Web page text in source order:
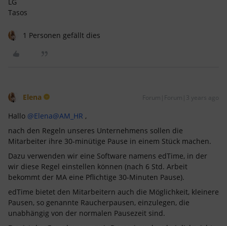
Tasos
1 Personen gefällt dies
Elena Forum|Forum|3 years ago
Hallo @Elena@AM_HR ,
nach den Regeln unseres Unternehmens sollen die
Mitarbeiter ihre 30-minütige Pause in einem Stück machen.
Dazu verwenden wir eine Software namens edTime, in der
wir diese Regel einstellen können (nach 6 Std. Arbeit
bekommt der MA eine Pflichtige 30-Minuten Pause).
edTime bietet den Mitarbeitern auch die Möglichkeit, kleinere
Pausen, so genannte Raucherpausen, einzulegen, die
unabhängig von der normalen Pausezeit sind.